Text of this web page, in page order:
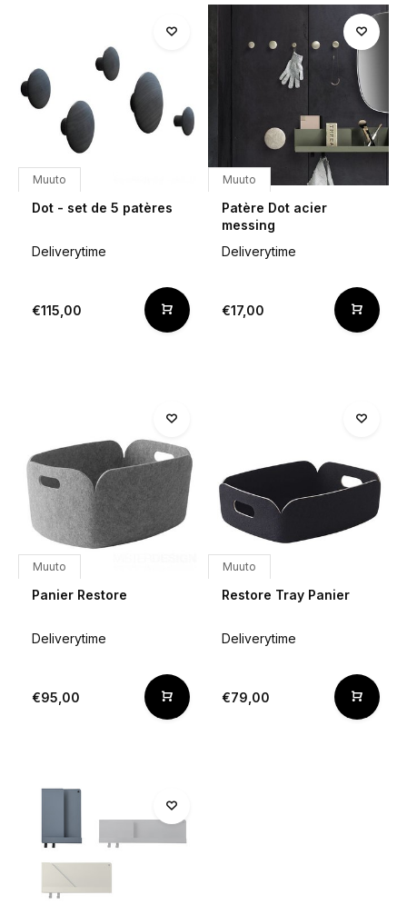
Muuto
Dot - set de 5 patères
Deliverytime
€115,00
Muuto
Patère Dot acier
messing
Deliverytime
€17,00
Muuto
Panier Restore
Deliverytime
€95,00
Muuto
Restore Tray Panier
Deliverytime
€79,00